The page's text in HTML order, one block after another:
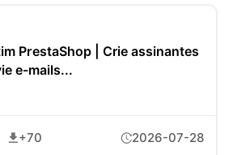
PrestaShop | Crie assinantes
e-mails...
+70 2026-07-28